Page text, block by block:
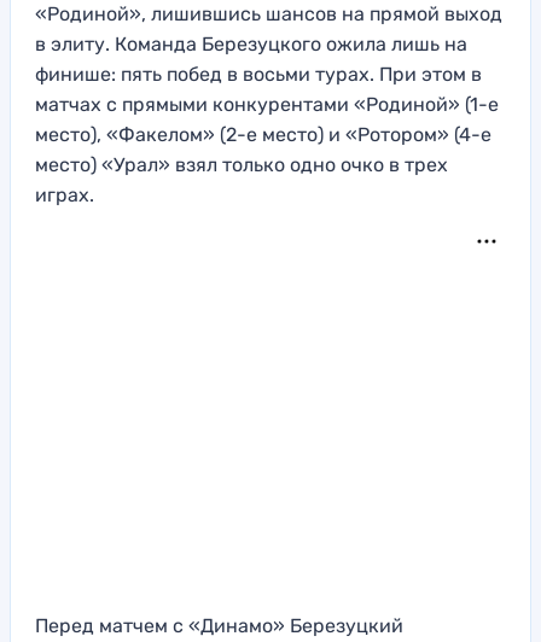
«Родиной», лишившись шансов на прямой выход
в элиту. Команда Березуцкого ожила лишь на
финише: пять побед в восьми турах. При этом в
матчах с прямыми конкурентами «Родиной» (1-е
место), «Факелом» (2-е место) и «Ротором» (4-е
место) «Урал» взял только одно очко в трех
играх.
Перед матчем с «Динамо» Березуцкий